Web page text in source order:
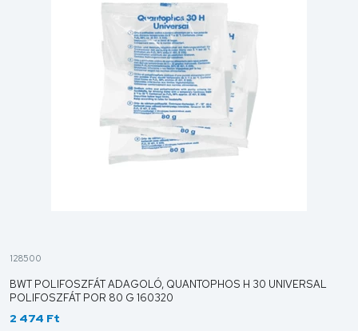
128500
BWT POLIFOSZFÁT ADAGOLÓ, QUANTOPHOS H 30 UNIVERSAL
POLIFOSZFÁT POR 80 G 160320
2 474 Ft